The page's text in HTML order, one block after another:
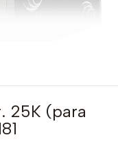
25K (para